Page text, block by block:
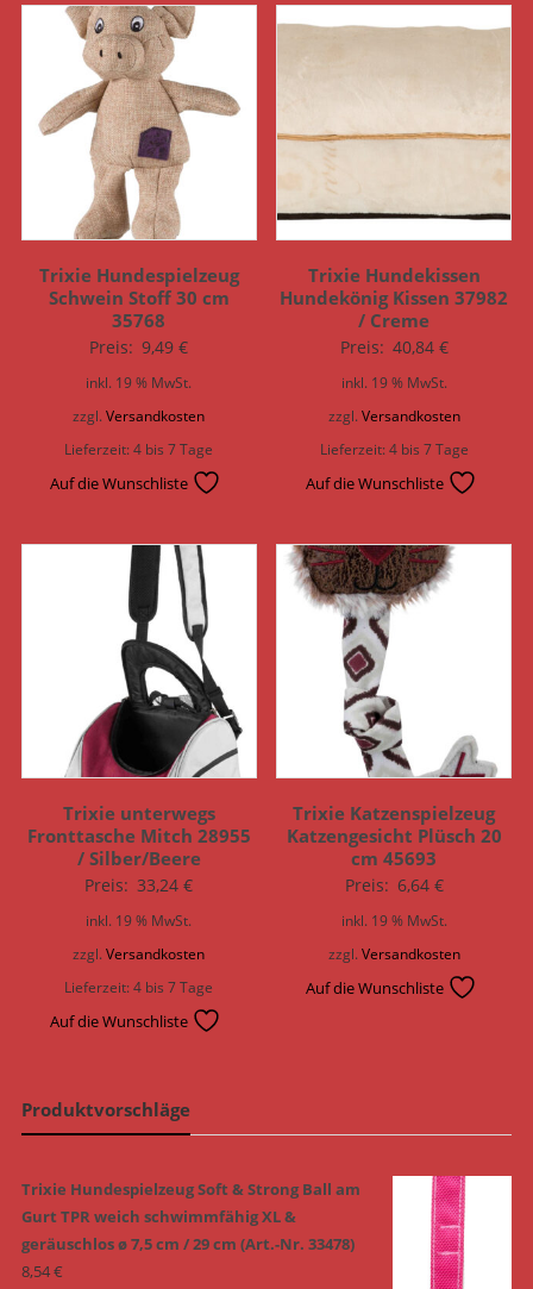
Trixie Hundespielzeug
Schwein Stoff 30 cm
35768
Preis: 9,49€
inkl. 19 % MwSt.
zzgl.Versandkosten
Lieferzeit:4 bis 7 Tage
Auf die Wunschliste
Trixie Hundekissen
Hundekönig Kissen 37982
/ Creme
Preis: 40,84 €
inkl. 19 % MwSt.
zzgl. Versandkosten
Lieferzeit:4 bis 7 Tage
Auf die Wunschliste
Trixie unterwegs
Fronttasche Mitch 28955
/ Silber/Beere
Preis: 33,24€
inkl. 19 % MwSt.
zzgl.Versandkosten
Lieferzeit:4 bis 7 Tage
Auf die Wunschliste
Trixie Katzenspielzeug
Katzengesicht Plüsch 20
cm 45693
Preis: 6,64 €
inkl. 19 % MwSt.
zzgl.Versandkosten
Auf die Wunschliste
Produktvorschläge
Trixie Hundespielzeug Soft & Strong Ball am
Gurt TPR weich schwimmfähig XL &
geräuschlos ø 7,5 cm / 29 cm (Art.-Nr. 33478)
8,54€